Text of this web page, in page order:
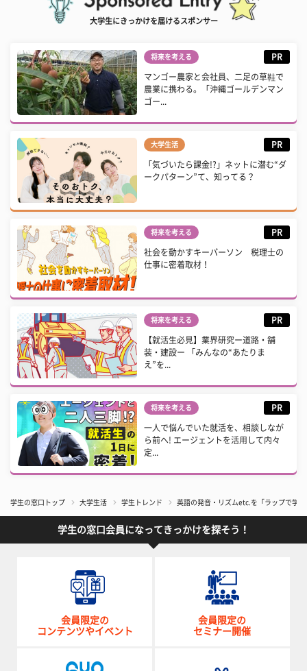
大学生にきっかけを届けるスポンサー
将来を考える PR
マンゴー農家と会社員、二足の草鞋で
農業に携わる。「沖縄ゴールデンマン
ゴー...
大学生活 PR
「気づいたら課金!?」ネットに潜む“ダ
ークパターン”て、知ってる？
将来を考える PR
社会を動かすキーパーソン 税理士の
仕事に密着取材！
将来を考える PR
【就活生必見】業界研究ー道路・舗
装・建設ー 「みんなの“あたりま
え”を...
将来を考える PR
一人で悩んでいた就活を、相談しなが
ら前へ! エージェントを活用して内々
定...
学生の窓口トップ 大学生活 学生トレンド 英語の発音・リズムetc.を「ラップで学
学生の窓口会員になってきっかけを探そう！
会員限定の
コンテンツやイベント
会員限定の
セミナー開催